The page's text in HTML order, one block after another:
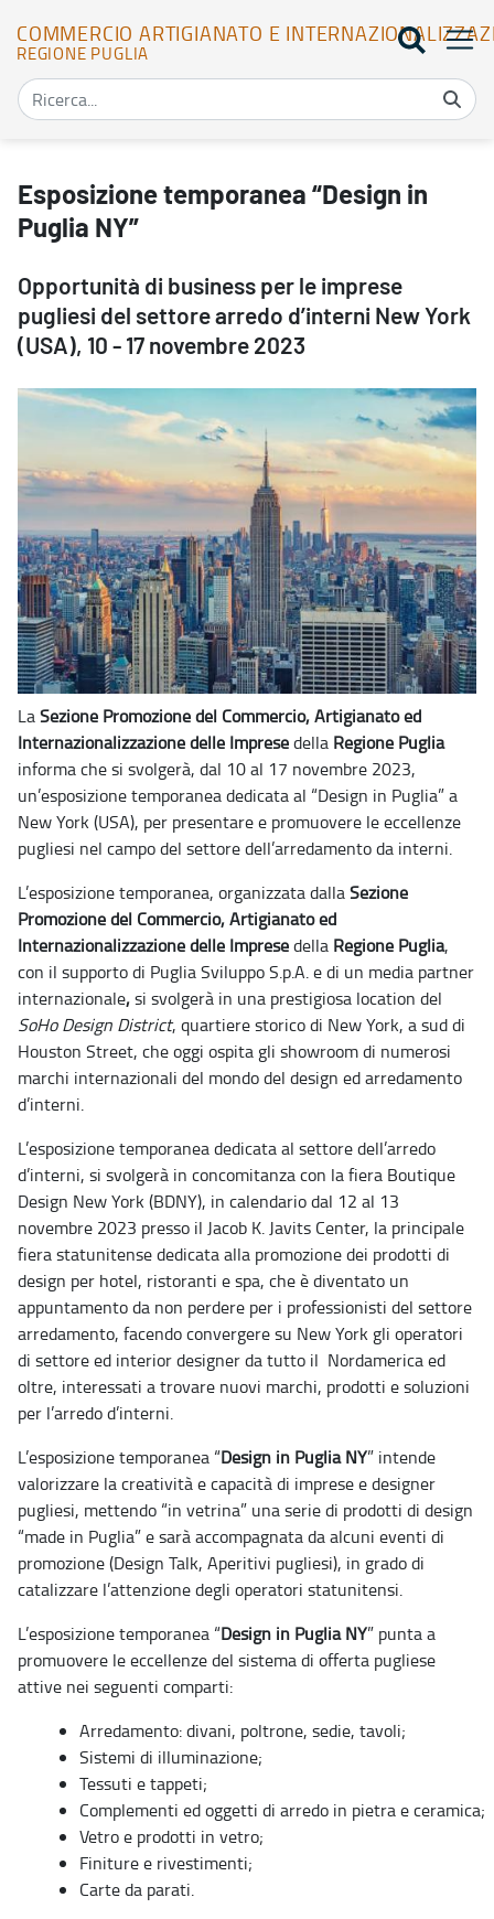
COMMERCIO ARTIGIANATO E
REGIONE PUGLIA
Esposizione temporanea “Design in
Puglia NY”
Opportunità di business per le imprese
pugliesi del settore arredo d’interni New York
(USA), 10 - 17 novembre 2023
LaSezione Promozione del Commercio, Artigianato ed
Internazionalizzazione delle Impresedella Regione Puglia
informa che si svolgerà, dal 10 al 17 novembre 2023,
un’esposizione temporanea dedicata al “Design in Puglia” a
New York (USA), per presentare e promuovere le eccellenze
pugliesi nel campo del settore dell’arredamento da interni.
L’esposizione temporanea, organizzata dallaSezione
Promozione del Commercio, Artigianato ed
Internazionalizzazione delle Impresedella Regione Puglia,
con il supporto di Puglia Sviluppo S.p.A. e di un media partner
internazionale,si svolgerà in una prestigiosa location del
SoHo Design District, quartiere storico di New York, a sud di
Houston Street, che oggi ospita gli showroom di numerosi
marchi internazionali del mondo del design ed arredamento
d’interni.
L’esposizione temporanea dedicata al settore dell’arredo
d’interni, si svolgerà in concomitanza con la fiera Boutique
Design New York (BDNY), in calendario dal 12 al 13
novembre 2023 presso il Jacob K. Javits Center, la principale
fiera statunitense dedicata alla promozione dei prodotti di
design per hotel, ristoranti e spa, che è diventato un
appuntamento da non perdere per i professionisti del settore
arredamento, facendo convergere su New York gli operatori
di settore ed interior designer da tutto il Nordamerica ed
oltre, interessati a trovare nuovi marchi, prodotti e soluzioni
per l’arredo d’interni.
L’esposizione temporanea “Design in Puglia NY” intende
valorizzare la creatività e capacità di imprese e designer
pugliesi, mettendo “in vetrina” una serie di prodotti di design
“made in Puglia” e sarà accompagnata da alcuni eventi di
promozione (Design Talk, Aperitivi pugliesi), in grado di
catalizzare l’attenzione degli operatori statunitensi.
L’esposizione temporanea “Design in Puglia NY” punta a
promuovere le eccellenze del sistema di offerta pugliese
attive nei seguenti comparti:
Arredamento: divani, poltrone, sedie, tavoli;
Sistemi di illuminazione;
Tessuti e tappeti;
Complementi ed oggetti di arredo in pietra e ceramica;
Vetro e prodotti in vetro;
Finiture e rivestimenti;
Carte da parati.